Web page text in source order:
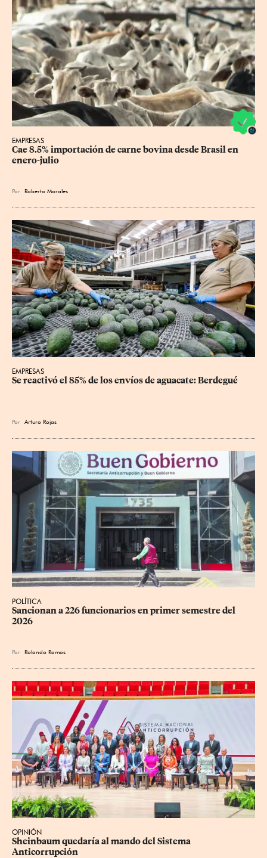
EMPRESAS
Cae 8.5% importación de carne bovina desde Brasil en
enero-julio
Por Roberto Morales
EMPRESAS
Se reactivó el 85% de los envíos de aguacate: Berdegué
Por Arturo Rojas
POLÍTICA
Sancionan a 226 funcionarios en primer semestre del
2026
Por Rolando Ramos
OPINIÓN
Sheinbaum quedaría al mando del Sistema
Anticorrupción